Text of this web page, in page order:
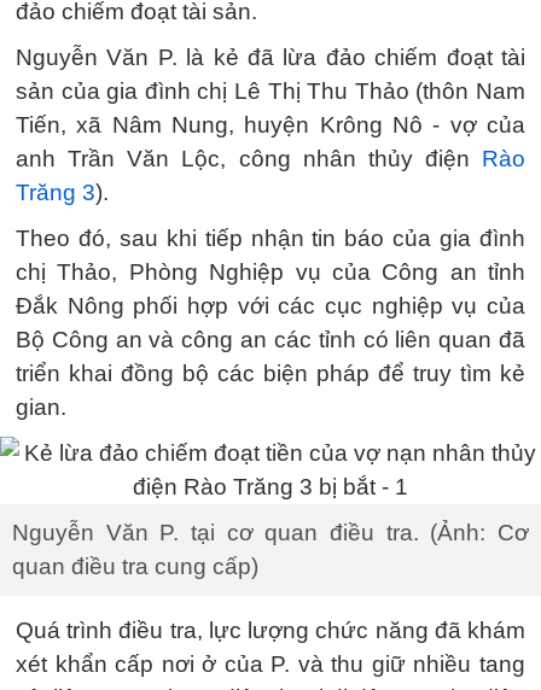
đảo chiếm đoạt tài sản.
Nguyễn Văn P. là kẻ đã lừa đảo chiếm đoạt tài
sản của gia đình chị Lê Thị Thu Thảo (thôn Nam
Tiến, xã Nâm Nung, huyện Krông Nô - vợ của
anh Trần Văn Lộc, công nhân thủy điện Rào
Trăng 3).
Theo đó, sau khi tiếp nhận tin báo của gia đình
chị Thảo, Phòng Nghiệp vụ của Công an tỉnh
Đắk Nông phối hợp với các cục nghiệp vụ của
Bộ Công an và công an các tỉnh có liên quan đã
triển khai đồng bộ các biện pháp để truy tìm kẻ
gian.
Nguyễn Văn P. tại cơ quan điều tra. (Ảnh: Cơ
quan điều tra cung cấp)
Quá trình điều tra, lực lượng chức năng đã khám
xét khẩn cấp nơi ở của P. và thu giữ nhiều tang